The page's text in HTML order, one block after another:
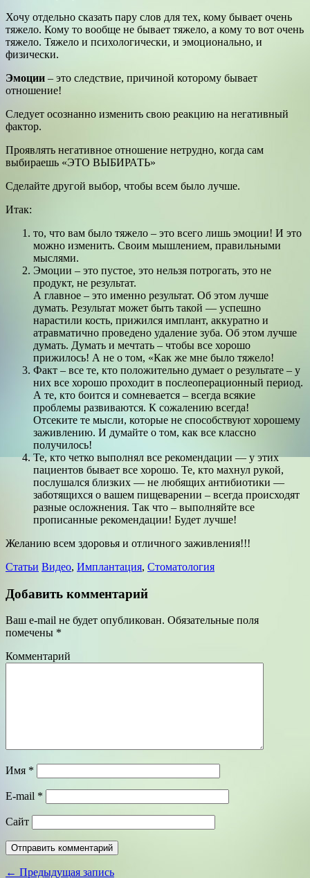
Хочу отдельно сказать пару слов для тех, кому бывает очень
тяжело. Кому то вообще не бывает тяжело, а кому то вот очень
тяжело. Тяжело и психологически, и эмоционально, и
физически.
Эмоции – это следствие, причиной которому бывает
отношение!
Следует осознанно изменить свою реакцию на негативный
фактор.
Проявлять негативное отношение нетрудно, когда сам
выбираешь «ЭТО ВЫБИРАТЬ»
Сделайте другой выбор, чтобы всем было лучше.
Итак:
то, что вам было тяжело – это всего лишь эмоции! И это
можно изменить. Своим мышлением, правильными
мыслями.
Эмоции – это пустое, это нельзя потрогать, это не
продукт, не результат.
А главное – это именно результат. Об этом лучше
думать. Результат может быть такой — успешно
нарастили кость, прижился имплант, аккуратно и
атравматично проведено удаление зуба. Об этом лучше
думать. Думать и мечтать – чтобы все хорошо
прижилось! А не о том, «Как же мне было тяжело!
Факт – все те, кто положительно думает о результате – у
них все хорошо проходит в послеоперационный период.
А те, кто боится и сомневается – всегда всякие
проблемы развиваются. К сожалению всегда!
Отсеките те мысли, которые не способствуют хорошему
заживлению. И думайте о том, как все классно
получилось!
Те, кто четко выполнял все рекомендации — у этих
пациентов бывает все хорошо. Те, кто махнул рукой,
послушался близких — не любящих антибиотики —
заботящихся о вашем пищеварении – всегда происходят
разные осложнения. Так что – выполняйте все
прописанные рекомендации! Будет лучше!
Желанию всем здоровья и отличного заживления!!!
Статьи Видео, Имплантация, Стоматология
Добавить комментарий
Ваш e-mail не будет опубликован. Обязательные поля
помечены *
Комментарий
Имя *
E-mail *
Сайт
← Предыдущая запись